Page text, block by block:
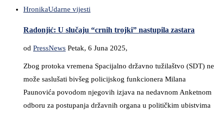
HronikaUdarne vijesti
Radonjić: U slučaju “crnih trojki” nastupila zastara
od PressNews Petak, 6 Juna 2025,
Zbog protoka vremena Spacijalno državno tužilaštvo (SDT) ne
može saslušati bivšeg policijskog funkcionera Milana
Paunovića povodom njegovih izjava na nedavnom Anketnom
odboru za postupanja državnih organa u političkim ubistvima